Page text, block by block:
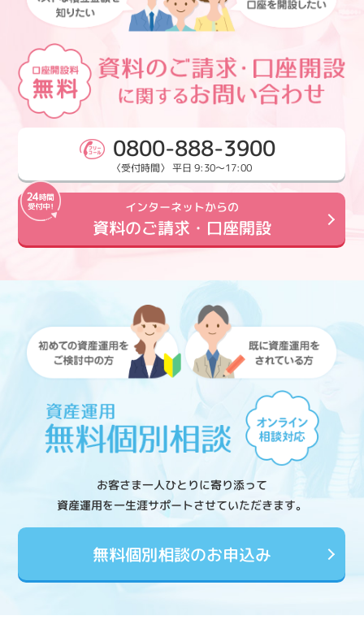
0800-888-3900
〈受付時間〉 平日 9:30～17:00
インターネットからの
資料のご請求・口座開設
お客さま一人ひとりに寄り添って
資産運用を一生涯サポートさせていただきます。
無料個別相談のお申込み